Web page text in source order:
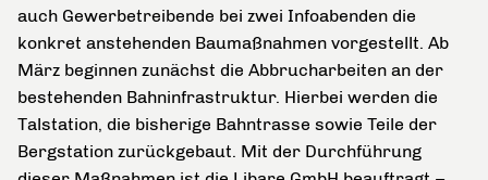
auch Gewerbetreibende bei zwei Infoabenden die
konkret anstehenden Baumaßnahmen vorgestellt. Ab
März beginnen zunächst die Abbrucharbeiten an der
bestehenden Bahninfrastruktur. Hierbei werden die
Talstation, die bisherige Bahntrasse sowie Teile der
Bergstation zurückgebaut. Mit der Durchführung